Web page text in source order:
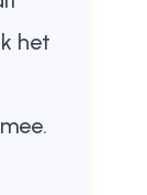
het